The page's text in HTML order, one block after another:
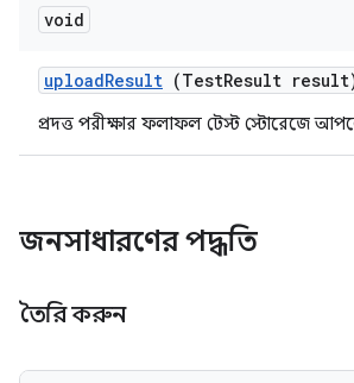
void
uploadResult (TestResult
প্রদত্ত পরীক্ষার ফলাফল টেস্ট স্টোরেজে
জনসাধারণের পদ্ধতি
তৈরি করুন